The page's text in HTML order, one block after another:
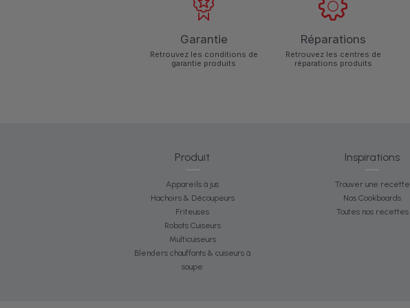
Garantie
Retrouvez les conditions de
garantie produits
Réparations
Retrouvez les centres de
réparations produits
Produit
Appareils à jus
Hachoirs & Découpeurs
Friteuses
Robots Cuiseurs
Multicuiseurs
Blenders chauffants & cuiseurs à
soupe
Inspirations
Trouver une recette
Nos Cookboards
Toutes nos recettes